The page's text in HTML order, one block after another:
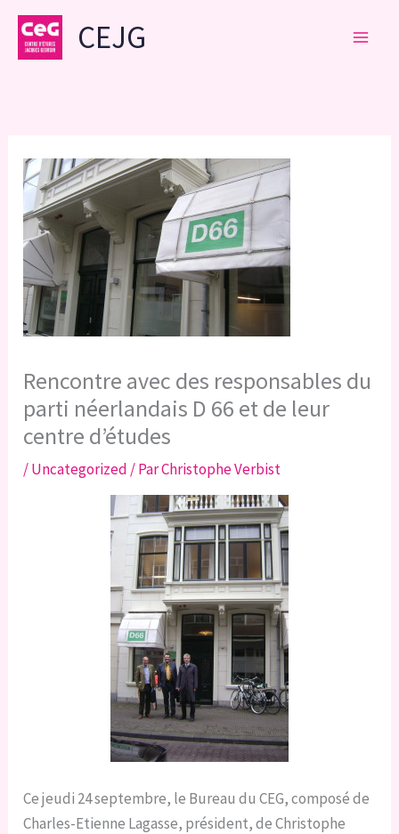
Aller
contenu
CEJG
Rencontre avec des responsables du
parti néerlandais D 66 et de leur
centre d’études
/Uncategorized / ParChristophe Verbist
Ce jeudi 24 septembre, le Bureau du CEG, composé de
Charles-Etienne Lagasse, président, de Christophe